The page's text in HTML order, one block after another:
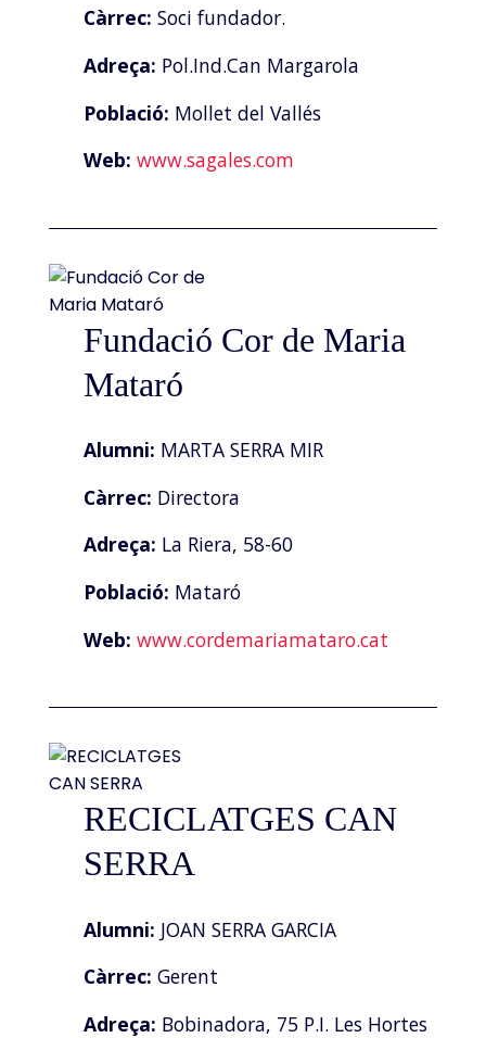
Càrrec: Soci fundador.
Adreça: Pol.Ind.Can Margarola
Població: Mollet del Vallés
Web: www.sagales.com
Fundació Cor de Maria
Mataró
Alumni: MARTA SERRA MIR
Càrrec: Directora
Adreça: La Riera, 58-60
Població: Mataró
Web: www.cordemariamataro.cat
RECICLATGES CAN
SERRA
Alumni: JOAN SERRA GARCIA
Càrrec: Gerent
Adreça: Bobinadora, 75 P.I. Les Hortes